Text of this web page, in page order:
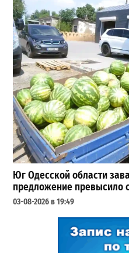
Юг Одесской области
предложение превысило
03-08-2026 в 19:49